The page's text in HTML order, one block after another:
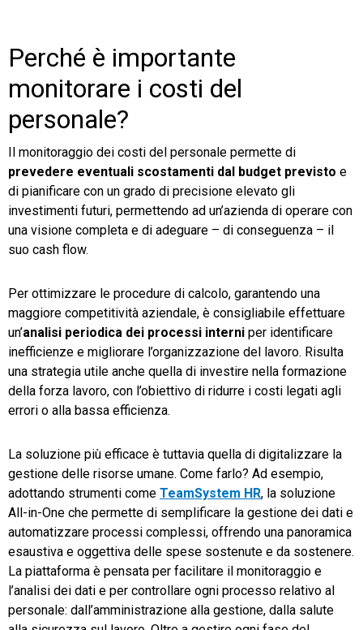
Perché è importante
monitorare i costi del
personale?
Il monitoraggio dei costi del personale permette di
prevedere eventuali scostamenti dal budget previsto e
di pianificare con un grado di precisione elevato gli
investimenti futuri, permettendo ad un’azienda di operare con
una visione completa e di adeguare – di conseguenza – il
suo cash flow.
Per ottimizzare le procedure di calcolo, garantendo una
maggiore competitività aziendale, è consigliabile effettuare
un’analisi periodica dei processi interni per identificare
inefficienze e migliorare l’organizzazione del lavoro. Risulta
una strategia utile anche quella di investire nella formazione
della forza lavoro, con l’obiettivo di ridurre i costi legati agli
errori o alla bassa efficienza.
La soluzione più efficace è tuttavia quella di digitalizzare la
gestione delle risorse umane. Come farlo? Ad esempio,
adottando strumenti come TeamSystem HR, la soluzione
All-in-One che permette di semplificare la gestione dei dati e
automatizzare processi complessi, offrendo una panoramica
esaustiva e oggettiva delle spese sostenute e da sostenere.
La piattaforma è pensata per facilitare il monitoraggio e
l’analisi dei dati e per controllare ogni processo relativo al
personale: dall’amministrazione alla gestione, dalla salute